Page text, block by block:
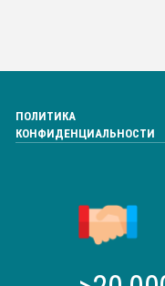
ПОЛИТИКА
КОНФИДЕНЦИАЛЬНОСТИ